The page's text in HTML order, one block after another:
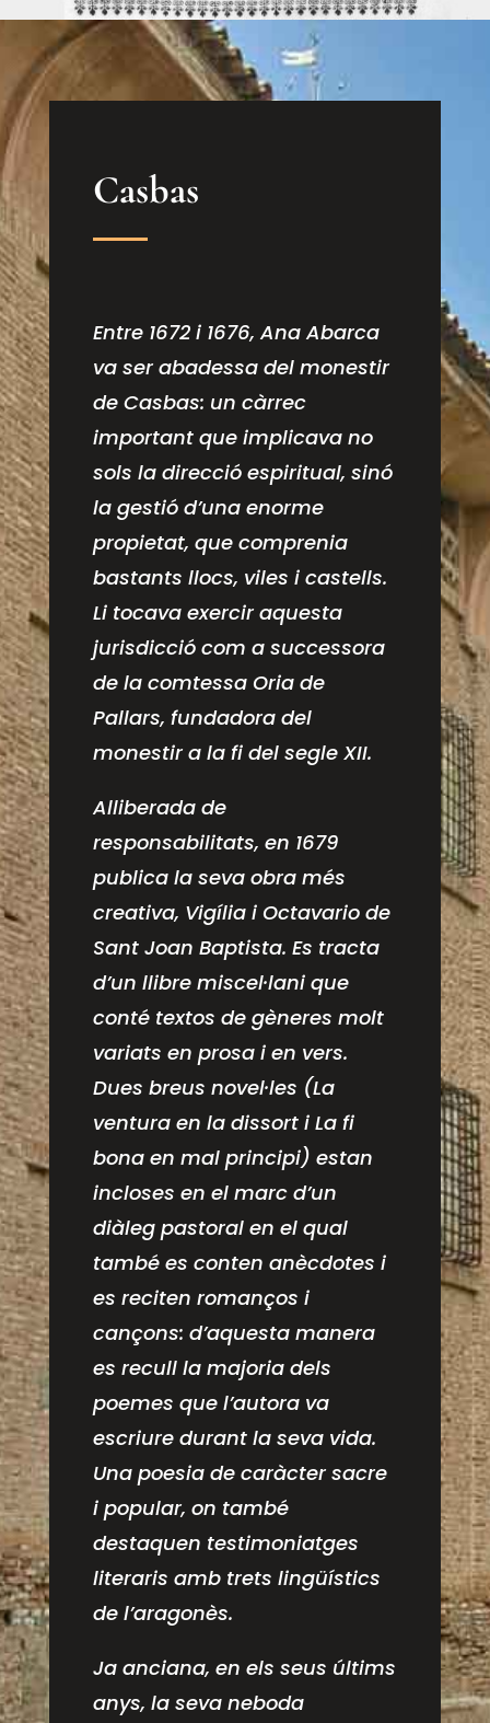
Casbas
Entre 1672 i 1676, Ana Abarca
va ser abadessa del monestir
de Casbas: un càrrec
important que implicava no
sols la direcció espiritual, sinó
la gestió d’una enorme
propietat, que comprenia
bastants llocs, viles i castells.
Li tocava exercir aquesta
jurisdicció com a successora
de la comtessa Oria de
Pallars, fundadora del
monestir a la fi del segle XII.
Alliberada de
responsabilitats, en 1679
publica la seva obra més
creativa, Vigília i Octavario de
Sant Joan Baptista. Es tracta
d’un llibre miscel·lani que
conté textos de gèneres molt
variats en prosa i en vers.
Dues breus novel·les (La
ventura en la dissort i La fi
bona en mal principi) estan
incloses en el marc d’un
diàleg pastoral en el qual
també es conten anècdotes i
es reciten romanços i
cançons: d’aquesta manera
es recull la majoria dels
poemes que l’autora va
escriure durant la seva vida.
Una poesia de caràcter sacre
i popular, on també
destaquen testimoniatges
literaris amb trets lingüístics
de l’aragonès.
Ja anciana, en els seus últims
anys, la seva neboda